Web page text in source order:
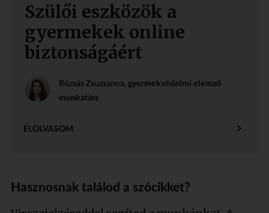
Szülői eszközök a
gyermekek online
biztonságáért
Rózsás Zsuzsanna, gyermekvédelmi elemző
munkatárs
ELOLVASOM
Hasznosnak találod a szócikket?